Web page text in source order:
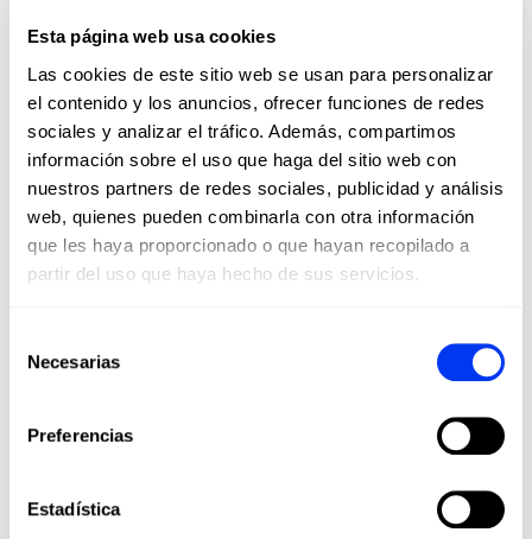
Esta página web usa cookies
Las cookies de este sitio web se usan para personalizar
el contenido y los anuncios, ofrecer funciones de redes
sociales y analizar el tráfico. Además, compartimos
información sobre el uso que haga del sitio web con
nuestros partners de redes sociales, publicidad y análisis
web, quienes pueden combinarla con otra información
que les haya proporcionado o que hayan recopilado a
partir del uso que haya hecho de sus servicios.
Necesarias
Preferencias
Estadística
Ropa de pádel
Pantalón corto adidas Club 3STR Climacool hombre
28,00 €
ver tallas